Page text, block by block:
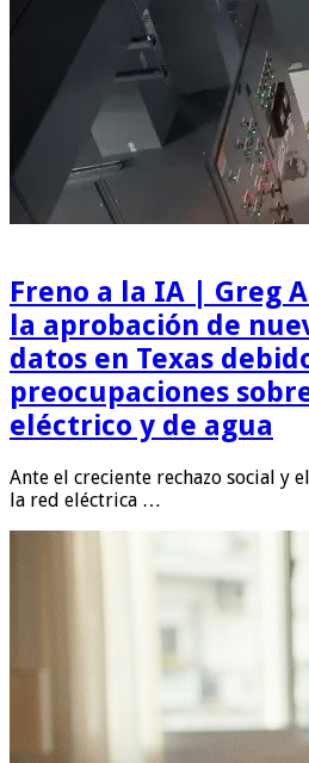
Freno a la IA | Greg
la aprobación de
datos en Texas
preocupaciones
eléctrico y de agua
Ante el creciente rechazo social y
la red eléctrica …